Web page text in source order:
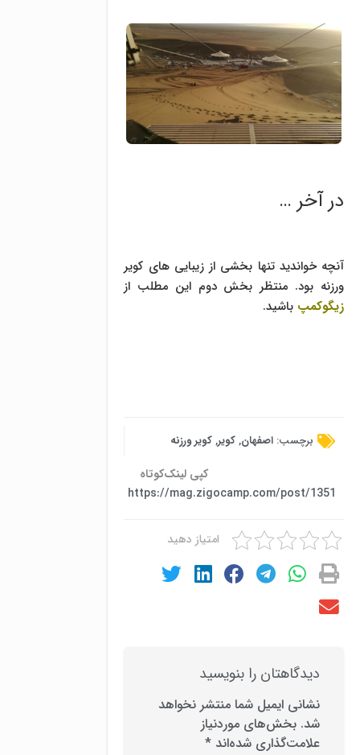
در آخر …
آنچه خواندید تنها بخشی از زیبایی های کویر
ورزنه بود. منتظر بخش دوم این مطلب از
زیگوکمپ باشید.
برچسب: اصفهان,کویر,کویر ورزنه
کپی لینک‌کوتاه
https://mag.zigocamp.com/post/1351
امتیاز دهید
دیدگاهتان را بنویسید
نشانی ایمیل شما منتشر نخواهد
شد. بخش‌های موردنیاز
علامت‌گذاری شده‌اند *